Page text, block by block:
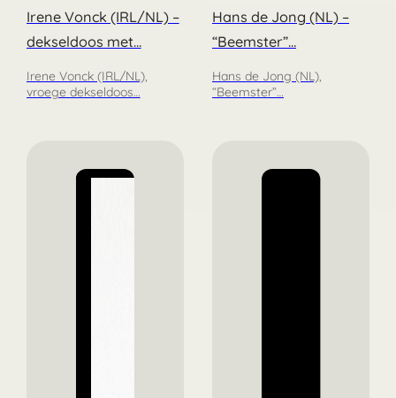
Irene Vonck (IRL/NL) –
dekseldoos met…
Irene Vonck (IRL/NL),
vroege dekseldoos…
Hans de Jong (NL) –
“Beemster”…
Hans de Jong (NL),
“Beemster”…